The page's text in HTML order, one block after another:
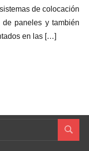
de colocación
paneles y también
en las […]
Buscar